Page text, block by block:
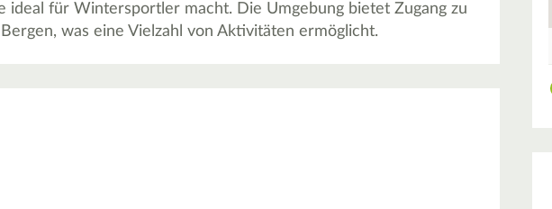
ideal für Wintersportler macht. Die Umgebung bietet Zugang zu
was eine Vielzahl von Aktivitäten ermöglicht.